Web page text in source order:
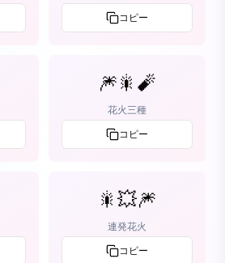
コピー
🎆🎇🧨
花火三種
コピー
🎇💥🎆
連発花火
コピー